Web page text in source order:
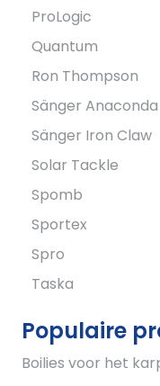
ProLogic
Quantum
Ron Thompson
Sänger Anaconda
Sänger Iron Claw
Solar Tackle
Spomb
Sportex
Spro
Taska
Populaire
Boilies voor het